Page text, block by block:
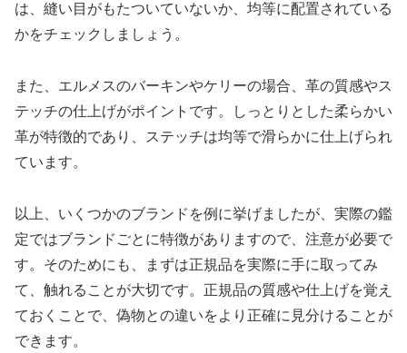
は、縫い目がもたついていないか、均等に配置されている
かをチェックしましょう。
また、エルメスのバーキンやケリーの場合、革の質感やス
テッチの仕上げがポイントです。しっとりとした柔らかい
革が特徴的であり、ステッチは均等で滑らかに仕上げられ
ています。
以上、いくつかのブランドを例に挙げましたが、実際の鑑
定ではブランドごとに特徴がありますので、注意が必要で
す。そのためにも、まずは正規品を実際に手に取ってみ
て、触れることが大切です。正規品の質感や仕上げを覚え
ておくことで、偽物との違いをより正確に見分けることが
できます。